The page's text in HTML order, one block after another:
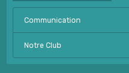
Communication
Notre Club